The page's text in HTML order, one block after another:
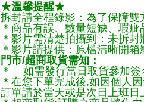
★溫馨提醒★
拆封請全程錄影：為了保障雙
＊商品有誤、數量短缺、瑕
＊影片需清楚拍攝到：未拆
＊影片請提供：原檔清晰開
門市/超商取貨需知：
＊ 如需發行當日取貨參加簽
＊在您下單完成後,如因個人
訂單請於當天或是次日上班日